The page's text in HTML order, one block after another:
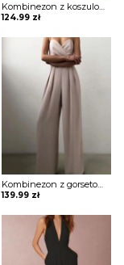
Kombinezon z koszulową górą z krótkim rękawem z ozdobnymi guzikami
124.99 zł
Kombinezon z gorsetową górą i szerokimi nogawkami
139.99 zł